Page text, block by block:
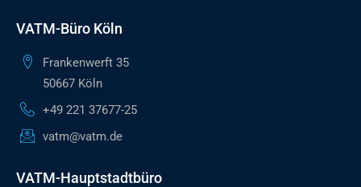
VATM-Büro Köln
Frankenwerft 35
50667 Köln
+49 221 37677-25
vatm@vatm.de
VATM-Hauptstadtbüro